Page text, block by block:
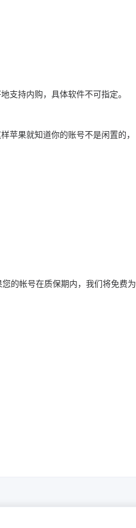
支持内购，具体软件不可指定。
苹果就知道你的账号不是闲置的，
的帐号在质保期内，我们将免费为